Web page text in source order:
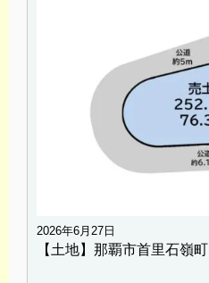
2026年6月27日
【土地】那覇市首里石嶺町